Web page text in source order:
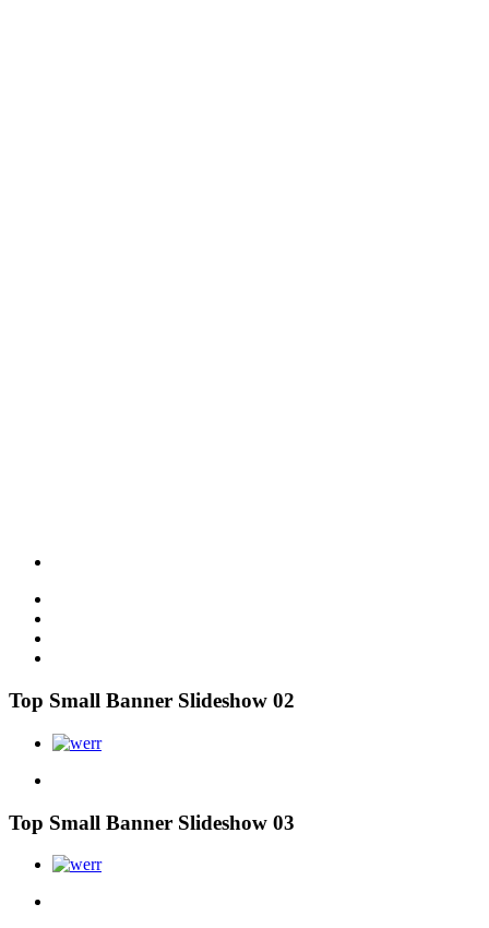
Top Small Banner Slideshow 02
Top Small Banner Slideshow 03